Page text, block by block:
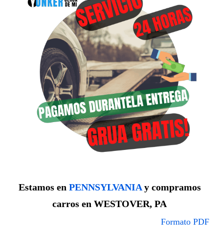
Estamos en PENNSYLVANIAy compramos
carros en WESTOVER, PA
Formato PDF